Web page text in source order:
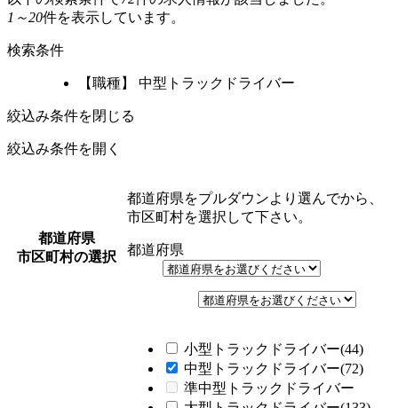
1～20件を表示しています。
検索条件
【職種】 中型トラックドライバー
絞込み条件を閉じる
絞込み条件を開く
都道府県
市区町村の選択
都道府県をプルダウンより選んでから、
市区町村を選択して下さい。
都道府県
小型トラックドライバー(44)
中型トラックドライバー(72)
準中型トラックドライバー